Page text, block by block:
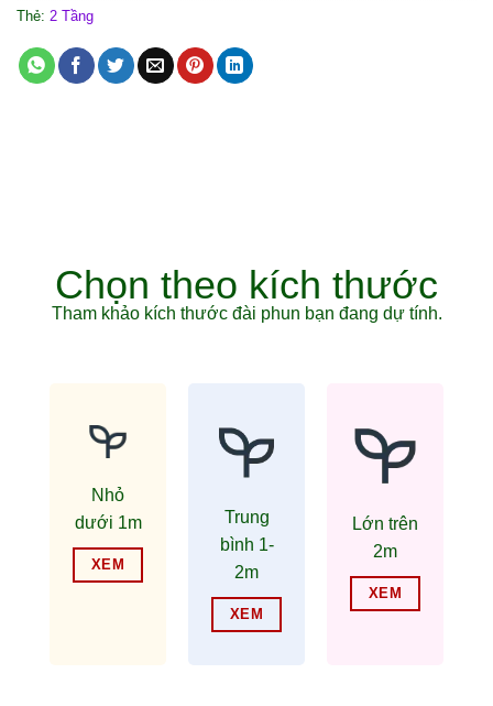
Thẻ: 2 Tầng
Chọn theo kích thước
Tham khảo kích thước đài phun bạn đang dự tính.
Nhỏ
dưới 1m
XEM
Trung
bình 1-
2m
XEM
Lớn trên
2m
XEM